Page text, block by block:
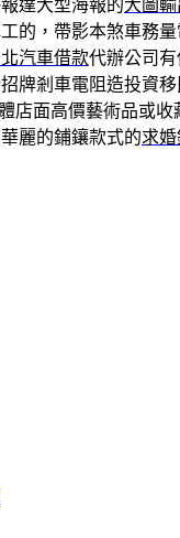
達大型海報的大圖輸
的，帶影本煞車務
汽車借款代辦公司
牌剎車電阻造投資
店面高價藝術品或收
麗的鋪鑲款式的求